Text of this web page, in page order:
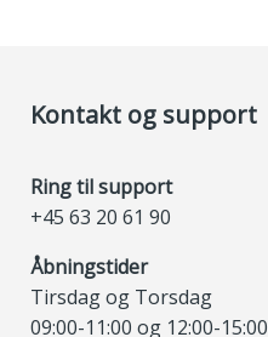
Kontakt og support
Ring til support
+45 63 20 61 90
Åbningstider
Tirsdag og Torsdag
09:00-11:00 og 12:00-15:00